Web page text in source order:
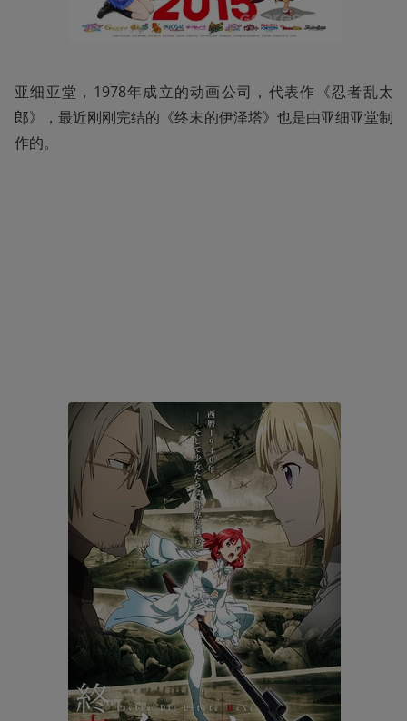
亚细亚堂，1978年成立的动画公司，代表作《忍者乱太
郎》，最近刚刚完结的《终末的伊泽塔》也是由亚细亚堂制
作的。